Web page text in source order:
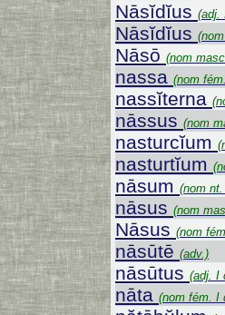
Nāsĭdĭus (adj.
Nāsĭdĭus
Nāsō (nom
nassa (nom
nassĭterna
nāssus (nom
nasturcĭum
nasturtĭum
nāsum (nom
nāsus (nom
Nāsus (nom
nāsūtē (adv.)
nāsūtus (adj. I
nāta (nom fém. I